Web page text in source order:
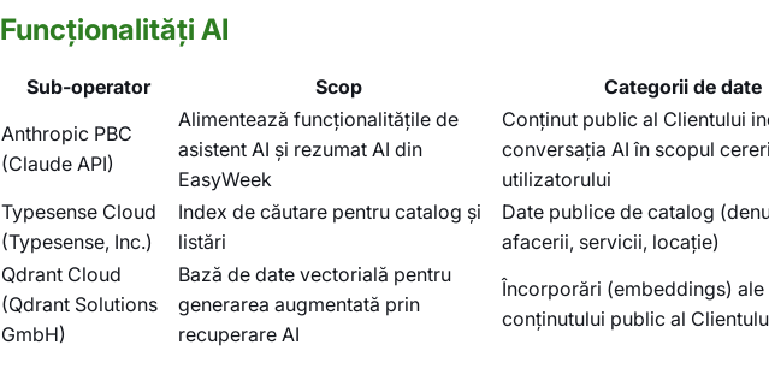
Funcționalități AI
Sub-operator Scop Categorii de date
Anthropic PBC
(Claude API)
Alimentează funcționalitățile de
asistent AI și rezumat AI din
EasyWeek
Conținut public al Clientului
conversația AI în scopul
utilizatorului
Typesense Cloud
(Typesense, Inc.)
Index de căutare pentru catalog și
listări
Date publice de catalog
afacerii, servicii, locație)
Qdrant Cloud
(Qdrant Solutions
GmbH)
Bază de date vectorială pentru
generarea augmentată prin
recuperare AI
Încorporări (embeddings) ale
conținutului public al